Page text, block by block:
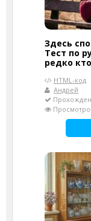
Здесь
Тест по
редко
HTML-код
Андрей